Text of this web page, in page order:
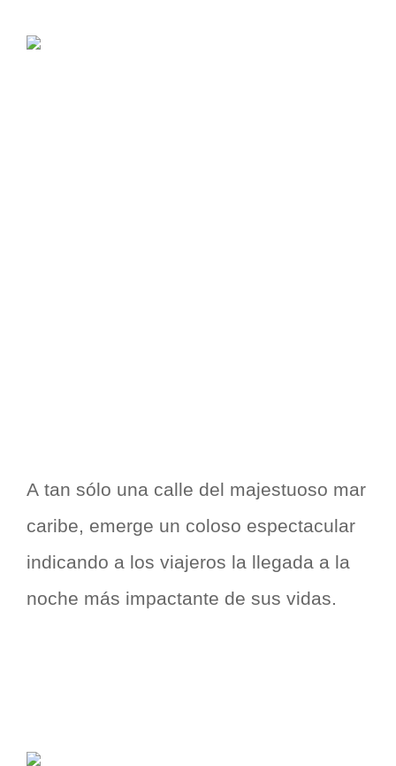
A tan sólo una calle del majestuoso mar
caribe, emerge un coloso espectacular
indicando a los viajeros la llegada a la
noche más impactante de sus vidas.